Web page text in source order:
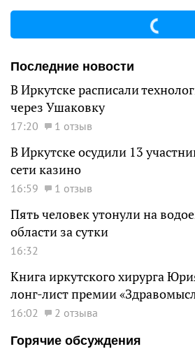
Последние новости
В Иркутске расписали
через Ушаковку
17:20 1 отзыв
В Иркутске осудили 13
сети казино
16:59 1 отзыв
Пять человек утонули на
области за сутки
16:32
Книга иркутского хирурга
лонг-лист премии
16:02
2 отзыва
Горячие обсуждения